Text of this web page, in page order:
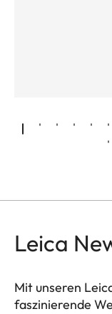
Leica
Mit unseren
faszinierende